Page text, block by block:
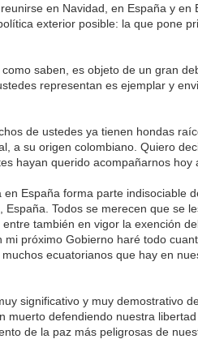
en Navidad, en España y en
exterior posible: la que pone
saben, es objeto de un gran
representan es ejemplar y
de ustedes ya tienen hondas
a su origen colombiano. Quiero
hayan querido acompañarnos hoy
España forma parte indisociable
Todos se merecen que se
también en vigor la exención
próximo Gobierno haré todo
ecuatorianos que hay en
significativo y muy demostrativo
muerto defendiendo nuestra
de la paz más peligrosas de